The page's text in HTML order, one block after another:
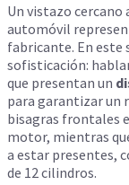
Un vistazo cercano
automóvil
fabricante. En este
sofisticación:
que presentan un
para garantizar un
bisagras frontales
motor, mientras
a estar presentes,
de 12 cilindros.